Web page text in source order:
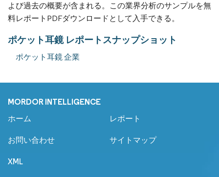
よび過去の概要が含まれる。この業界分析のサンプルを無
料レポートPDFダウンロードとして入手できる。
ポケット耳鏡 レポートスナップショット
ポケット耳鏡 企業
MORDOR INTELLIGENCE
ホーム レポート
お問い合わせ サイトマップ
XML